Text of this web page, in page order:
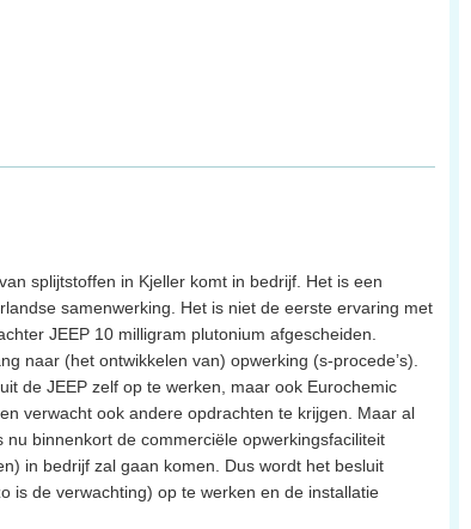
splijtstoffen in Kjeller komt in bedrijf. Het is een
samenwerking. Het is niet de eerste ervaring met
JEEP 10 milligram plutonium afgescheiden.
naar (het ontwikkelen van) opwerking (s-procede’s).
de JEEP zelf op te werken, maar ook Eurochemic
verwacht ook andere opdrachten te krijgen. Maar al
binnenkort de commerciële opwerkingsfaciliteit
in bedrijf zal gaan komen. Dus wordt het besluit
is de verwachting) op te werken en de installatie